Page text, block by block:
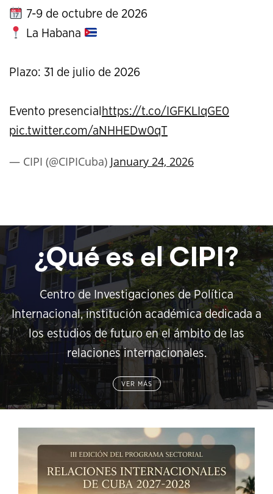
7-9 de octubre de 2026
La Habana
Plazo: 31 de julio de 2026
Evento presencial https://t.co/IGFKLIqGE0
pic.twitter.com/aNHHEDw0qT
— CIPI (@CIPICuba) January 24, 2026
¿Qué es el CIPI?
Centro de Investigaciones de Política
Internacional, institución académica dedicada a
los estudios de futuro en el ámbito de las
relaciones internacionales.
VER MÁS